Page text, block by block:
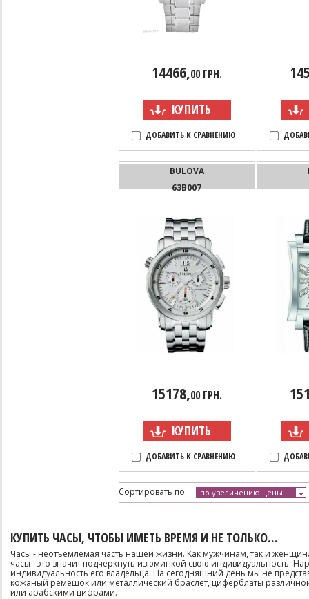
14466,00 ГРН.
КУПИТЬ
ДОБАВИТЬ К СРАВНЕНИЮ
BULOVA
63B007
15178,00 ГРН.
КУПИТЬ
ДОБАВИТЬ К СРАВНЕНИЮ
Сортировать по: по увеличению цены
КУПИТЬ ЧАСЫ, ЧТОБЫ ИМЕТЬ ВРЕМЯ И НЕ ТОЛЬКО…
Часы - неотъемлемая часть нашей жизни. Как мужчинам, так и
часы - это значит подчеркнуть изюминкой свою индивидуальность.
индивидуальность его владельца. На сегодняшний день мы не
кожаный ремешок или металлический браслет, циферблаты
или арабскими цифрами.